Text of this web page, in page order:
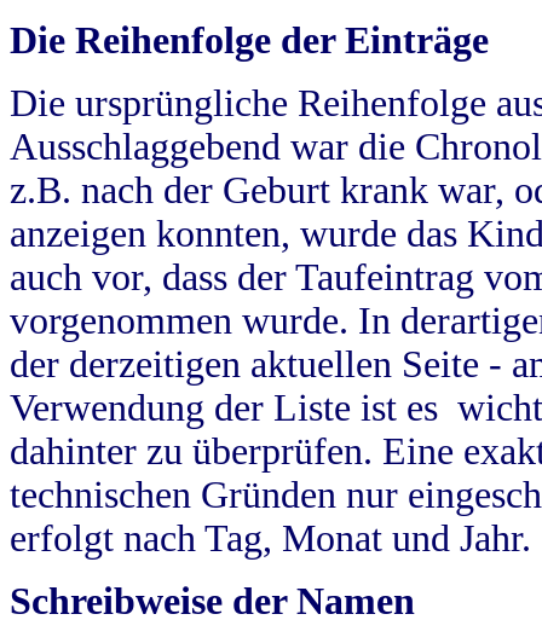
Die Reihenfolge der Einträge
Die ursprüngliche Reihenfolge
Ausschlaggebend war die
z.B. nach der Geburt krank war,
anzeigen konnten, wurde das
auch vor, dass der Taufeintrag
vorgenommen wurde. In
der derzeitigen aktuellen Seite -
Verwendung der Liste ist es
dahinter zu überprüfen. Eine
technischen Gründen nur
erfolgt nach Tag, Monat und Jahr.
Schreibweise der Namen